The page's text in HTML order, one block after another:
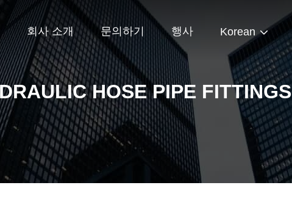
회사 소개 문의하기 행사 Korean
HOSE PIPE FITTINGS